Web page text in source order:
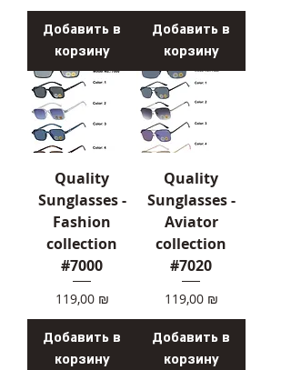
Добавить в
корзину
Добавить в
корзину
Quality
Sunglasses -
Fashion
collection
#7000
Цена
119,00 ₪
Добавить в
корзину
Quality
Sunglasses -
Aviator
collection
#7020
Цена
119,00 ₪
Добавить в
корзину